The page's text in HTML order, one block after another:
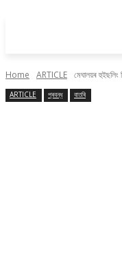
Home ARTICLE মেঘালয়ৰ
ARTICLE প্ৰবন্ধ বাতৰি